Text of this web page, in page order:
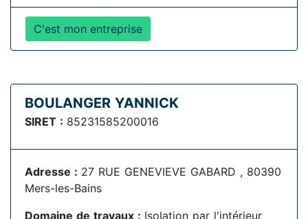
C'est mon entreprise
BOULANGER YANNICK
SIRET : 85231585200016
Adresse : 27 RUE GENEVIEVE GABARD , 80390
Mers-les-Bains
Domaine de travaux : Isolation par l'intérieur